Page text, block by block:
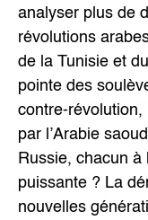
analyser plus de
révolutions
de la Tunisie et
pointe des
contre-
par l’Arabie
Russie, chacun
puissante ? La
nouvelles